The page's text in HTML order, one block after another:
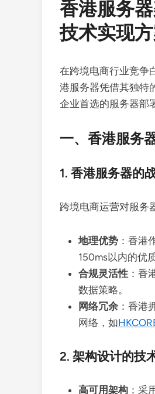
香港服务
技术实现
在跨境电商行业竞争
港服务器凭借其独特
企业首选的服务器部
一、香港服务
1. 香港服务器的
跨境电商运营对服务
地理优势 ：香港
150ms以内的优
合规灵活性 ：香
数据策略。
网络冗余 ：香港
网络，如
2. 架构设计的技
高可用架构 ：采